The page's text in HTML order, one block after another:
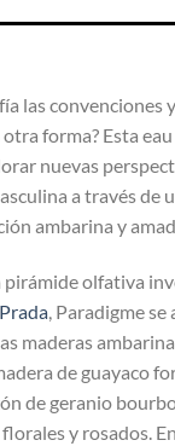
las convenciones
forma? Esta
nuevas
a través de
ambarina y
pirámide olfativa
Prada, Paradigme se
maderas
de guayaco
de geranio
y rosados.